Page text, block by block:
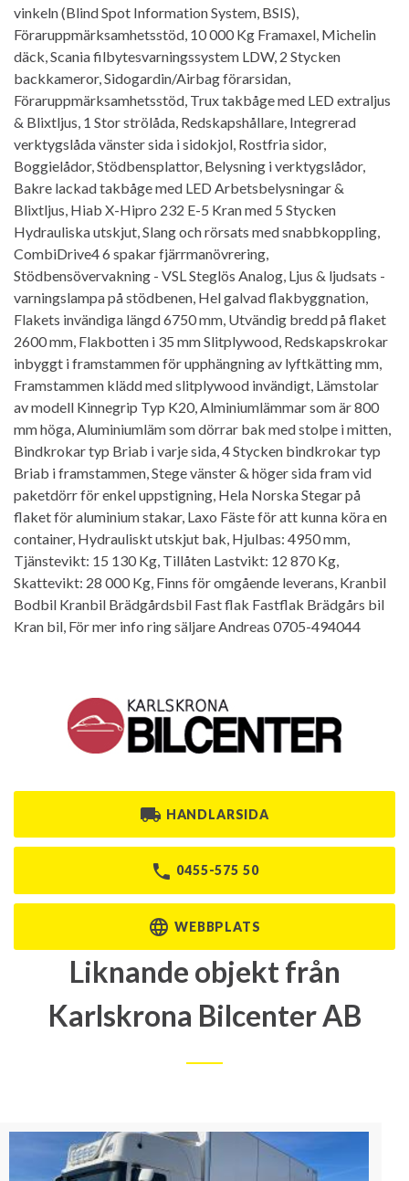
vinkeln (Blind Spot Information System, BSIS),
Föraruppmärksamhetsstöd, 10 000 Kg Framaxel, Michelin
däck, Scania filbytesvarningssystem LDW, 2 Stycken
backkameror, Sidogardin/Airbag förarsidan,
Föraruppmärksamhetsstöd, Trux takbåge med LED extraljus
& Blixtljus, 1 Stor strölåda, Redskapshållare, Integrerad
verktygslåda vänster sida i sidokjol, Rostfria sidor,
Boggielådor, Stödbensplattor, Belysning i verktygslådor,
Bakre lackad takbåge med LED Arbetsbelysningar &
Blixtljus, Hiab X-Hipro 232 E-5 Kran med 5 Stycken
Hydrauliska utskjut, Slang och rörsats med snabbkoppling,
CombiDrive4 6 spakar fjärrmanövrering,
Stödbensövervakning - VSL Steglös Analog, Ljus & ljudsats -
varningslampa på stödbenen, Hel galvad flakbyggnation,
Flakets invändiga längd 6750 mm, Utvändig bredd på flaket
2600 mm, Flakbotten i 35 mm Slitplywood, Redskapskrokar
inbyggt i framstammen för upphängning av lyftkätting mm,
Framstammen klädd med slitplywood invändigt, Lämstolar
av modell Kinnegrip Typ K20, Alminiumlämmar som är 800
mm höga, Aluminiumläm som dörrar bak med stolpe i mitten,
Bindkrokar typ Briab i varje sida, 4 Stycken bindkrokar typ
Briab i framstammen, Stege vänster & höger sida fram vid
paketdörr för enkel uppstigning, Hela Norska Stegar på
flaket för aluminium stakar, Laxo Fäste för att kunna köra en
container, Hydrauliskt utskjut bak, Hjulbas: 4950 mm,
Tjänstevikt: 15 130 Kg, Tillåten Lastvikt: 12 870 Kg,
Skattevikt: 28 000 Kg, Finns för omgående leverans, Kranbil
Bodbil Kranbil Brädgårdsbil Fast flak Fastflak Brädgårs bil
Kran bil, För mer info ring säljare Andreas 0705-494044
HANDLARSIDA
0455-575 50
WEBBPLATS
Liknande objekt från
Karlskrona Bilcenter AB